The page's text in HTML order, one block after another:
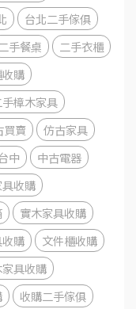
台北二手傢俱
二手餐桌
二手衣櫃
購
手樟木家具
買賣
仿古家具
中
中古電器
收購
實木家具收購
購
文件櫃收購
具收購
收購二手傢俱